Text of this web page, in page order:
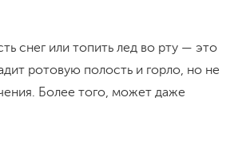
снег или топить лед во рту — это
ротовую полость и горло, но не
Более того, может даже